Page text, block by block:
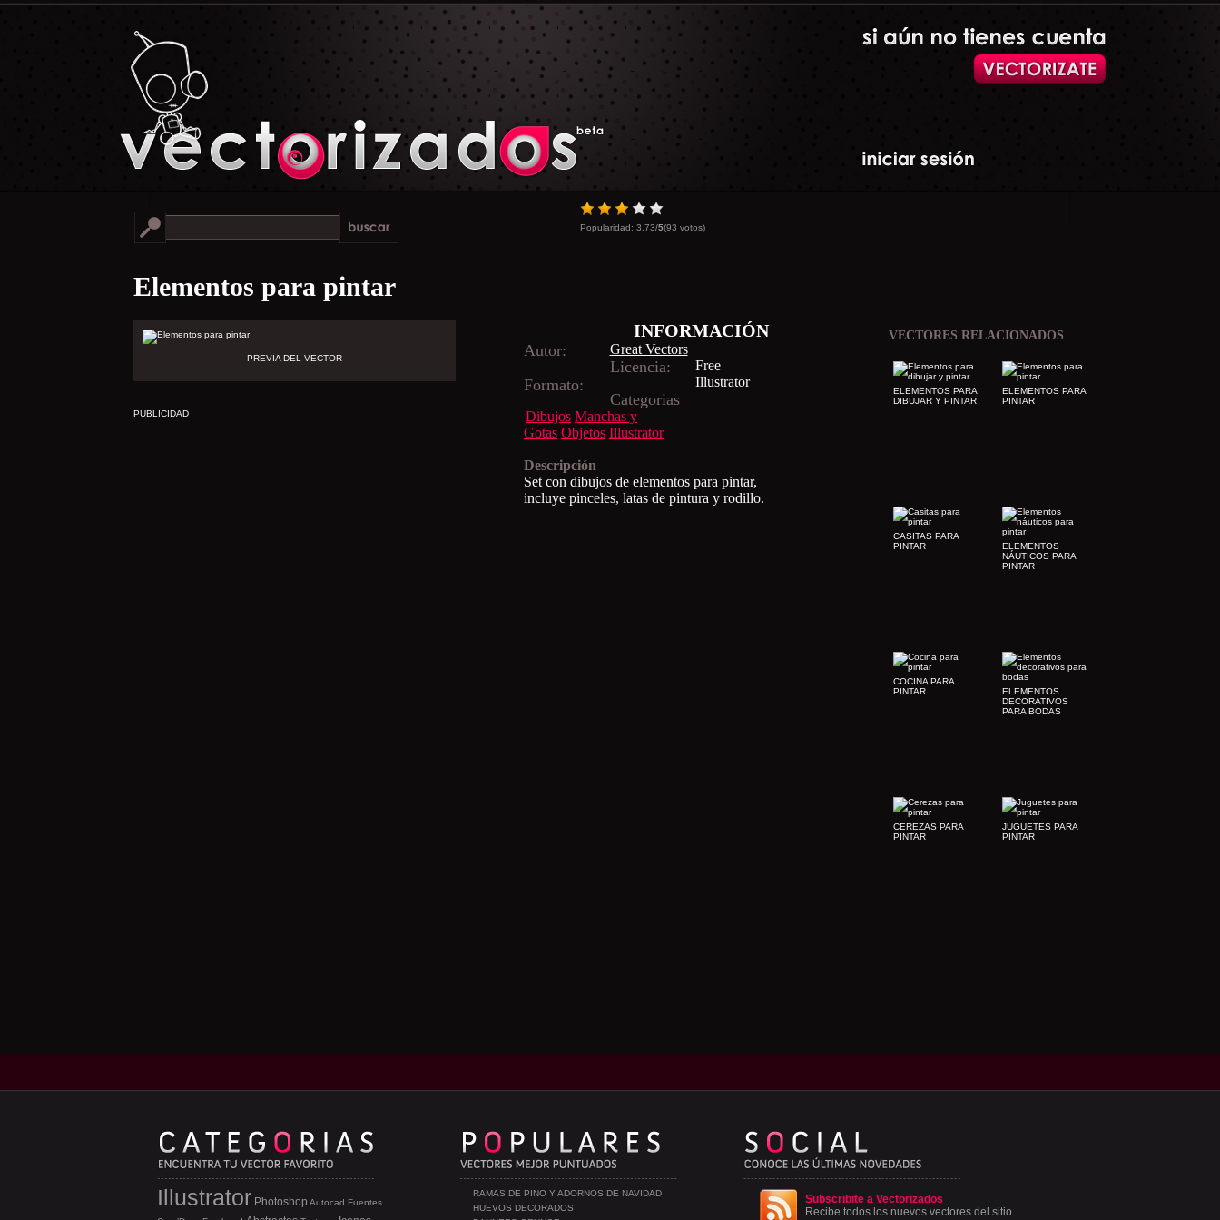
Popularidad: 3.73/5(93 votos)
Elementos para pintar
PREVIA DEL VECTOR
INFORMACIÓN
Autor: Great Vectors
Licencia: Free
Formato: Illustrator
Categorias
Dibujos Manchas y
Gotas Objetos Illustrator
Descripción
Set con dibujos de elementos para pintar,
incluye pinceles, latas de pintura y rodillo.
PUBLICIDAD
VECTORES RELACIONADOS
ELEMENTOS PARA
PINTAR
ELEMENTOS PARA
DIBUJAR Y PINTAR
ELEMENTOS
NÁUTICOS PARA
PINTAR
CASITAS PARA
PINTAR
ELEMENTOS
DECORATIVOS
PARA BODAS
COCINA PARA
PINTAR
JUGUETES PARA
PINTAR
CEREZAS PARA
PINTAR
Subscribite a Vectorizados
Recibe todos los nuevos vectores del sitio
RAMAS DE PINO Y ADORNOS DE NAVIDAD
HUEVOS DECORADOS
Illustrator Photoshop Autocad Fuentes